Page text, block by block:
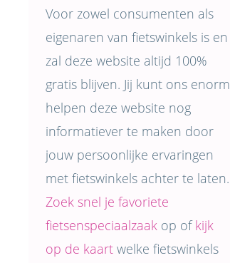
Voor zowel consumenten als
eigenaren van fietswinkels is en
zal deze website altijd 100%
gratis blijven. Jij kunt ons enorm
helpen deze website nog
informatiever te maken door
jouw persoonlijke ervaringen
met fietswinkels achter te laten.
Zoek snel je favoriete
fietsenspeciaalzaak op ofkijk
op de kaart welke fietswinkels